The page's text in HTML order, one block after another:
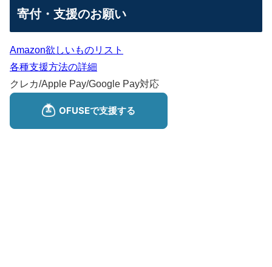
寄付・支援のお願い
Amazon欲しいものリスト
各種支援方法の詳細
クレカ/Apple Pay/Google Pay対応